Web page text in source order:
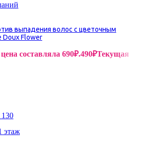
выпадения волос с цветочным
Doux Flower
составляла 690₽.490₽Текущая
этаж